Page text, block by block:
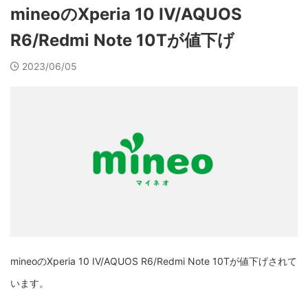
mineoのXperia 10 IV/AQUOS
R6/Redmi Note 10Tが値下げ
2023/06/05
mineoのXperia 10 IV/AQUOS R6/Redmi Note 10Tが値下げされて
います。